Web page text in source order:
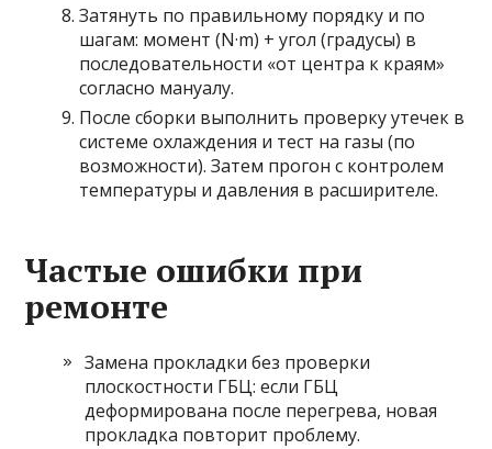
Затянуть по правильному порядку и по
шагам: момент (N·m) + угол (градусы) в
последовательности «от центра к краям»
согласно мануалу.
После сборки выполнить проверку утечек в
системе охлаждения и тест на газы (по
возможности). Затем прогон с контролем
температуры и давления в расширителе.
Частые ошибки при
ремонте
Замена прокладки без проверки
плоскостности ГБЦ: если ГБЦ
деформирована после перегрева, новая
прокладка повторит проблему.